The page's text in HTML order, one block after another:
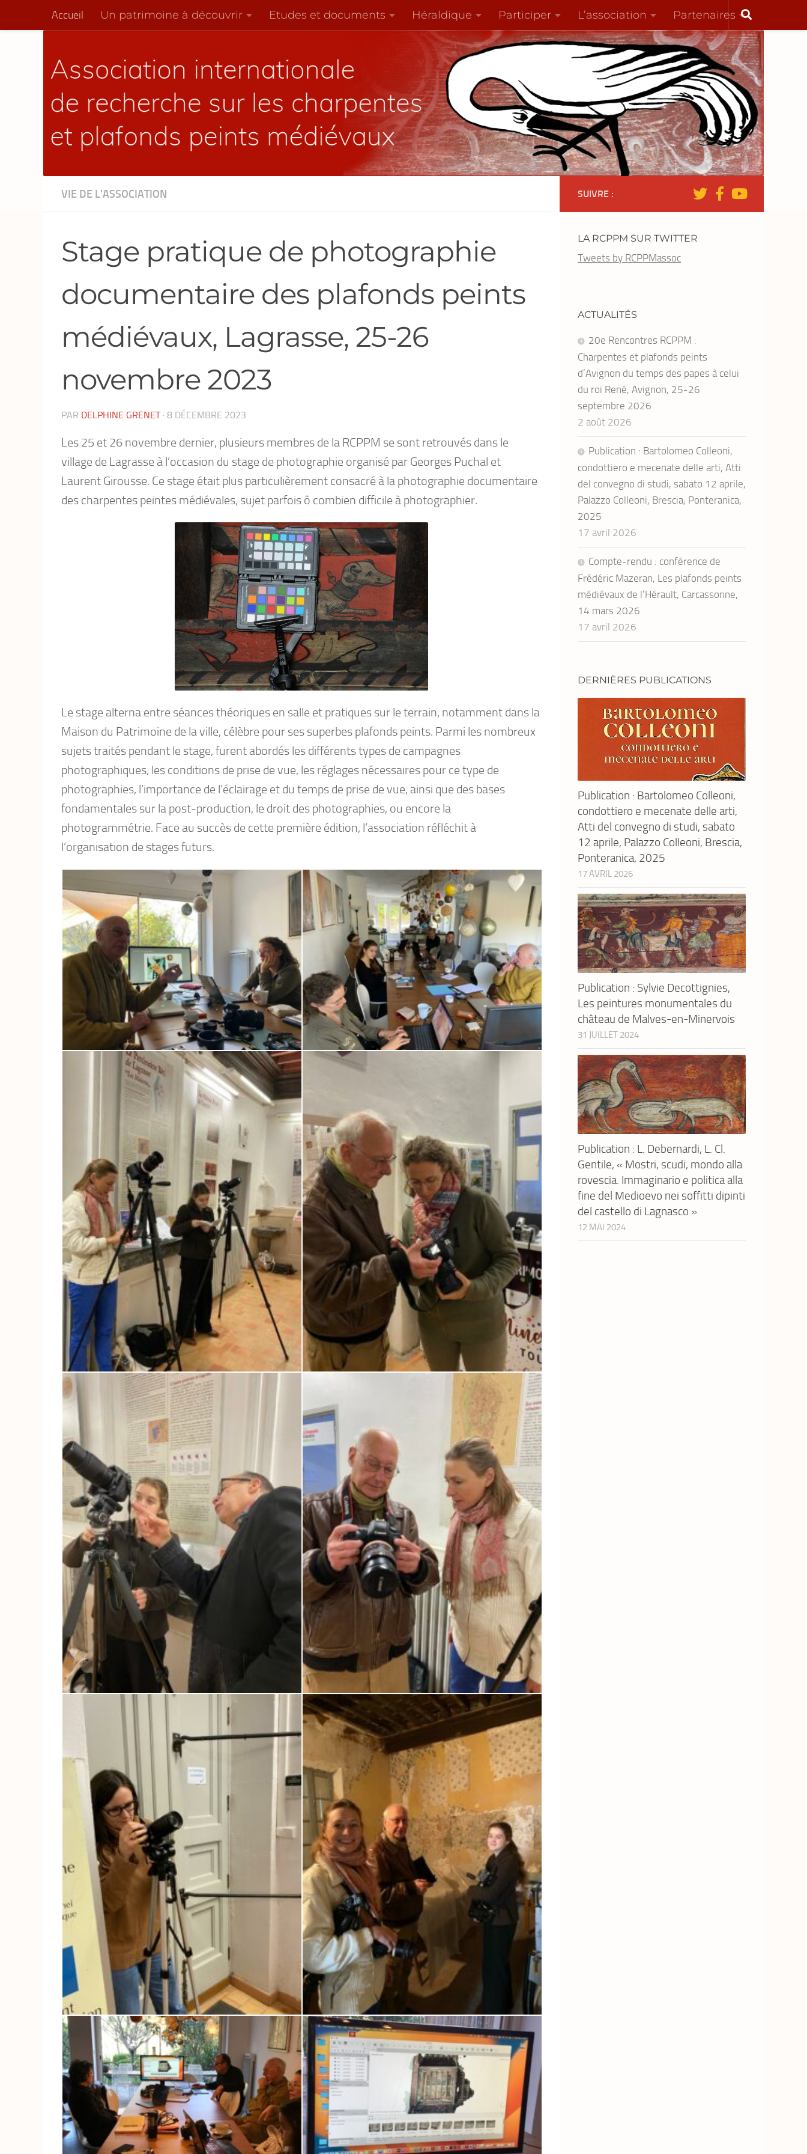
Skip to content
Accueil Un patrimoine à découvrir Etudes et documents Héraldique Participer L’association Partenaires
VIE DE L'ASSOCIATION
Stage pratique de photographie
documentaire des plafonds peints
médiévaux, Lagrasse, 25-26
novembre 2023
PAR DELPHINE GRENET · 8 DÉCEMBRE 2023
Les 25 et 26 novembre dernier, plusieurs membres de la RCPPM se sont retrouvés dans le
village de Lagrasse à l’occasion du stage de photographie organisé par Georges Puchal et
Laurent Girousse. Ce stage était plus particulièrement consacré à la photographie documentaire
des charpentes peintes médiévales, sujet parfois ô combien difficile à photographier.
Le stage alterna entre séances théoriques en salle et pratiques sur le terrain, notamment dans la
Maison du Patrimoine de la ville, célèbre pour ses superbes plafonds peints. Parmi les nombreux
sujets traités pendant le stage, furent abordés les différents types de campagnes
photographiques, les conditions de prise de vue, les réglages nécessaires pour ce type de
photographies, l’importance de l’éclairage et du temps de prise de vue, ainsi que des bases
fondamentales sur la post-production, le droit des photographies, ou encore la
photogrammétrie. Face au succès de cette première édition, l’association réfléchit à
l’organisation de stages futurs.
SUIVRE :
LA RCPPM SUR TWITTER
Tweets by RCPPMassoc
ACTUALITÉS
20e Rencontres RCPPM :
Charpentes et plafonds peints
d’Avignon du temps des papes à celui
du roi René, Avignon, 25-26
septembre 2026
2 août 2026
Publication : Bartolomeo Colleoni,
condottiero e mecenate delle arti, Atti
del convegno di studi, sabato 12 aprile,
Palazzo Colleoni, Brescia, Ponteranica,
2025
17 avril 2026
Compte-rendu : conférence de
Frédéric Mazeran, Les plafonds peints
médiévaux de l’Hérault, Carcassonne,
14 mars 2026
17 avril 2026
DERNIÈRES PUBLICATIONS
Publication : Bartolomeo Colleoni,
condottiero e mecenate delle arti,
Atti del convegno di studi, sabato
12 aprile, Palazzo Colleoni, Brescia,
Ponteranica, 2025
17 AVRIL 2026
Publication : Sylvie Decottignies,
Les peintures monumentales du
château de Malves-en-Minervois
31 JUILLET 2024
Publication : L. Debernardi, L. Cl.
Gentile, « Mostri, scudi, mondo alla
rovescia. Immaginario e politica alla
fine del Medioevo nei soffitti dipinti
del castello di Lagnasco »
12 MAI 2024